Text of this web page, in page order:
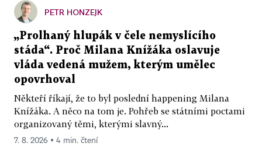
PETR HONZEJK
„Prolhaný hlupák v čele nemyslícího
stáda“. Proč Milana Knížáka oslavuje
vláda vedená mužem, kterým umělec
opovrhoval
Někteří říkají, že to byl poslední happening Milana
Knížáka. A něco na tom je. Pohřeb se státními poctami
organizovaný těmi, kterými slavný...
7. 8. 2026 ▪ 4 min. čtení